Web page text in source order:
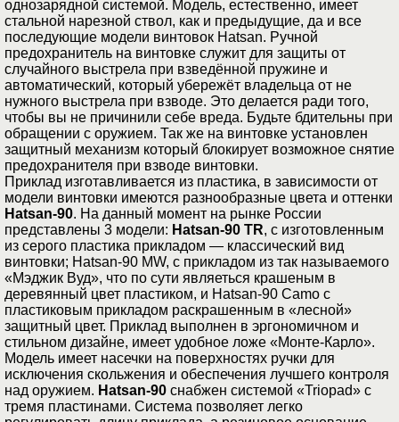
однозарядной системой. Модель, естественно, имеет
стальной нарезной ствол, как и предыдущие, да и все
последующие модели винтовок Hatsan. Ручной
предохранитель на винтовке служит для защиты от
случайного выстрела при взведённой пружине и
автоматический, который убережёт владельца от не
нужного выстрела при взводе. Это делается ради того,
чтобы вы не причинили себе вреда. Будьте бдительны при
обращении с оружием. Так же на винтовке установлен
защитный механизм который блокирует возможное снятие
предохранителя при взводе винтовки.
Приклад изготавливается из пластика, в зависимости от
модели винтовки имеются разнообразные цвета и оттенки
Hatsan-90. На данный момент на рынке России
представлены 3 модели: Hatsan-90 TR, с изготовленным
из серого пластика прикладом — классический вид
винтовки; Hatsan-90 MW, с прикладом из так называемого
«Мэджик Вуд», что по сути являеться крашеным в
деревянный цвет пластиком, и Hatsan-90 Camo с
пластиковым прикладом раскрашенным в «лесной»
защитный цвет. Приклад выполнен в эргономичном и
стильном дизайне, имеет удобное ложе «Монте-Карло».
Модель имеет насечки на поверхностях ручки для
исключения скольжения и обеспечения лучшего контроля
над оружием. Hatsan-90 снабжен системой «Triopad» с
тремя пластинами. Система позволяет легко